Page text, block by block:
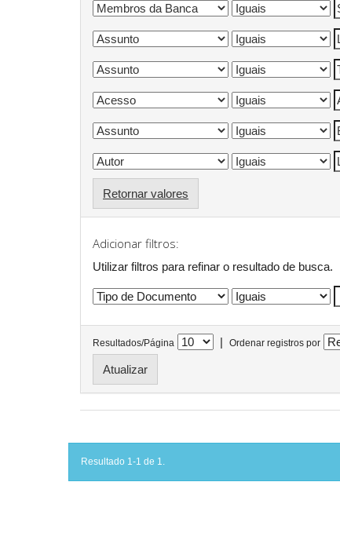
Retornar valores
Adicionar filtros:
Utilizar filtros para refinar o resultado de busca.
Resultados/Página | Ordenar registros por
Resultado 1-1 de 1.